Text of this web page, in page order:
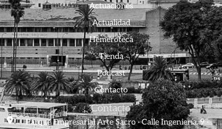
Actuaciones
Actualidad
Hemeroteca
Tienda
Podcast
Contacto
Contacto
Parque Empresarial Arte Sacro · Calle Ingeniería, 9 ·